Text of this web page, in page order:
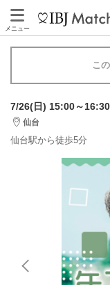
メニュー
こ
7/26(日) 15:00～16:30
仙台
仙台駅から徒歩5分